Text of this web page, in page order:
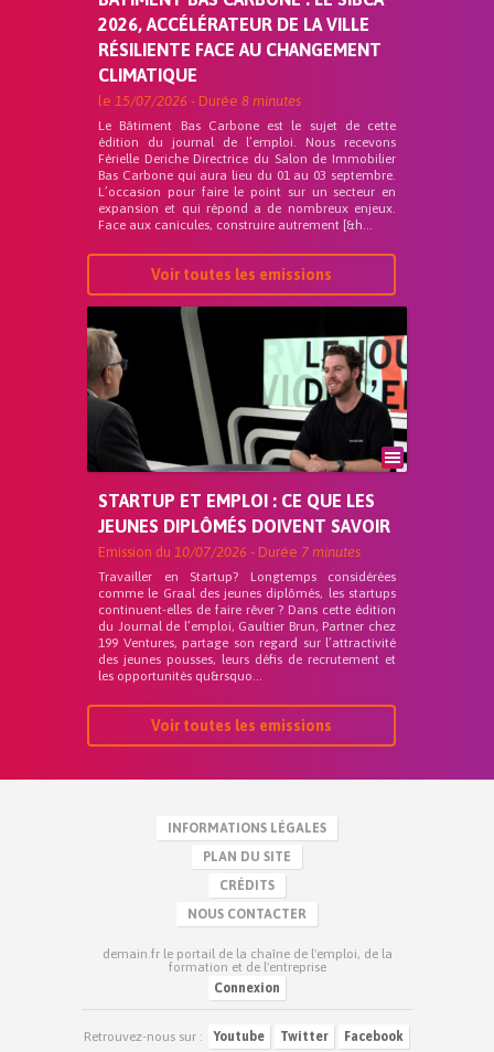
2026, ACCÉLÉRATEUR DE LA VILLE
RÉSILIENTE FACE AU CHANGEMENT
CLIMATIQUE
le 15/07/2026 - Durée 8 minutes
Le Bâtiment Bas Carbone est le sujet de cette
édition du journal de l’emploi. Nous recevons
Férielle Deriche Directrice du Salon de Immobilier
Bas Carbone qui aura lieu du 01 au 03 septembre.
L’occasion pour faire le point sur un secteur en
expansion et qui répond a de nombreux enjeux.
Face aux canicules, construire autrement [&h...
Voir toutes les emissions
STARTUP ET EMPLOI : CE QUE LES
JEUNES DIPLÔMÉS DOIVENT SAVOIR
Emission du 10/07/2026 - Durée 7 minutes
Travailler en Startup? Longtemps considérées
comme le Graal des jeunes diplômés, les startups
continuent-elles de faire rêver ? Dans cette édition
du Journal de l’emploi, Gaultier Brun, Partner chez
199 Ventures, partage son regard sur l’attractivité
des jeunes pousses, leurs défis de recrutement et
les opportunités qu&rsquo...
Voir toutes les emissions
INFORMATIONS LÉGALES
PLAN DU SITE
CRÉDITS
NOUS CONTACTER
demain.fr le portail de la chaîne de l'emploi, de la
formation et de l'entreprise
Connexion
Retrouvez-nous sur : Youtube Twitter Facebook